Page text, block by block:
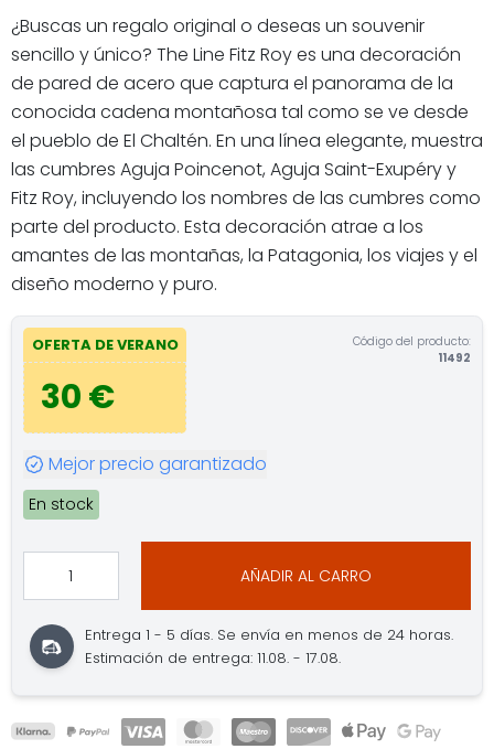
¿Buscas un regalo original o deseas un souvenir
sencillo y único? The Line Fitz Roy es una decoración
de pared de acero que captura el panorama de la
conocida cadena montañosa tal como se ve desde
el pueblo de El Chaltén. En una línea elegante, muestra
las cumbres Aguja Poincenot, Aguja Saint-Exupéry y
Fitz Roy, incluyendo los nombres de las cumbres como
parte del producto. Esta decoración atrae a los
amantes de las montañas, la Patagonia, los viajes y el
diseño moderno y puro.
OFERTA DE VERANO
30 €
Código del producto:
11492
Mejor precio garantizado
En stock
AÑADIR AL CARRO
Entrega 1 - 5 días. Se envía en menos de 24 horas.
Estimación de entrega: 11.08. - 17.08.